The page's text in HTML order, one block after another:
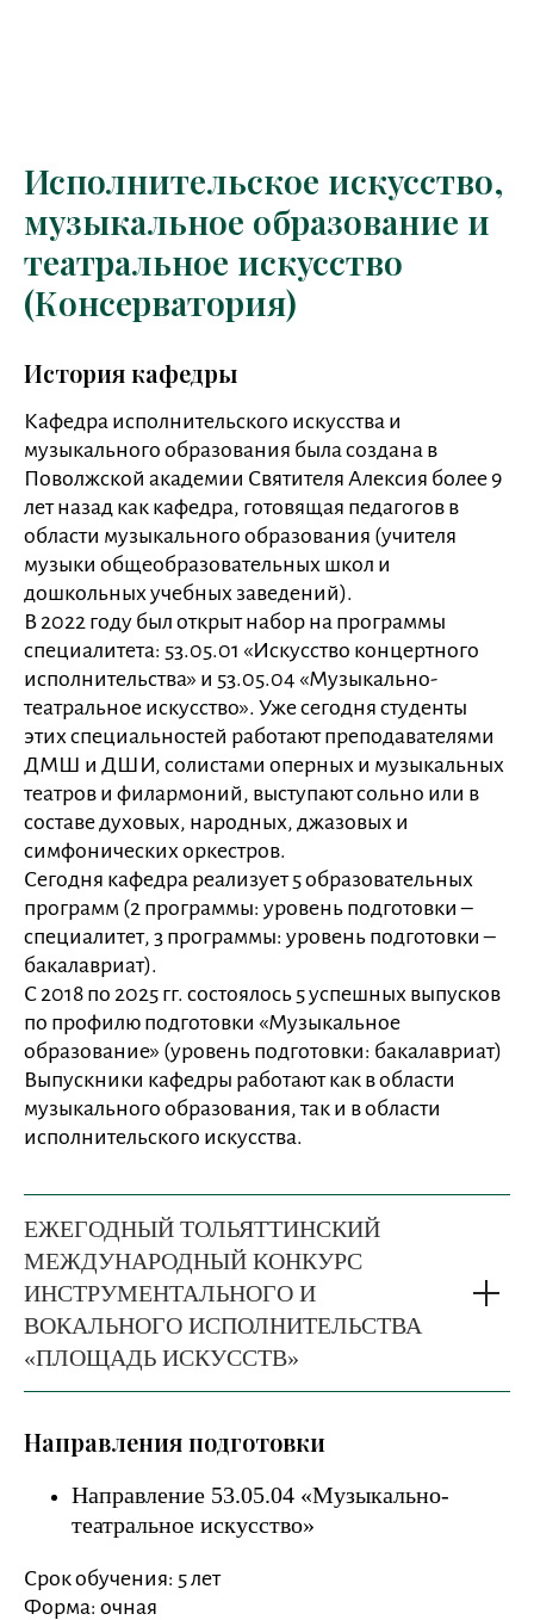
Исполнительское искусство,
музыкальное образование и
театральное искусство
(Консерватория)
История кафедры
Кафедра исполнительского искусства и
музыкального образования была создана в
Поволжской академии Святителя Алексия более 9
лет назад как кафедра, готовящая педагогов в
области музыкального образования (учителя
музыки общеобразовательных школ и
дошкольных учебных заведений).
В 2022 году был открыт набор на программы
специалитета: 53.05.01 «Искусство концертного
исполнительства» и 53.05.04 «Музыкально-
театральное искусство». Уже сегодня студенты
этих специальностей работают преподавателями
ДМШ и ДШИ, солистами оперных и музыкальных
театров и филармоний, выступают сольно или в
составе духовых, народных, джазовых и
симфонических оркестров.
Сегодня кафедра реализует 5 образовательных
программ (2 программы: уровень подготовки –
специалитет, 3 программы: уровень подготовки –
бакалавриат).
С 2018 по 2025 гг. состоялось 5 успешных выпусков
по профилю подготовки «Музыкальное
образование» (уровень подготовки: бакалавриат)
Выпускники кафедры работают как в области
музыкального образования, так и в области
исполнительского искусства.
ЕЖЕГОДНЫЙ ТОЛЬЯТТИНСКИЙ
МЕЖДУНАРОДНЫЙ КОНКУРС
ИНСТРУМЕНТАЛЬНОГО И
ВОКАЛЬНОГО ИСПОЛНИТЕЛЬСТВА
«ПЛОЩАДЬ ИСКУССТВ»
Направления подготовки
Направление 53.05.04 «Музыкально-
театральное искусство»
Срок обучения: 5 лет
Форма: очная